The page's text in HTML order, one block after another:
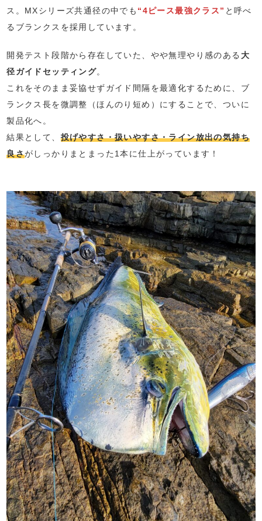
ス。MXシリーズ共通径の中でも “4ピース最強クラス” と呼べ
るブランクスを採用しています。
開発テスト段階から存在していた、やや無理やり感のある 大
径ガイドセッティング。
これをそのまま妥協せずガイド間隔を最適化するために、ブ
ランクス長を微調整（ほんのり短め）にすることで、ついに
製品化へ。
結果として、 投げやすさ・扱いやすさ・ライン放出の気持ち
良さがしっかりまとまった1本に仕上がっています！